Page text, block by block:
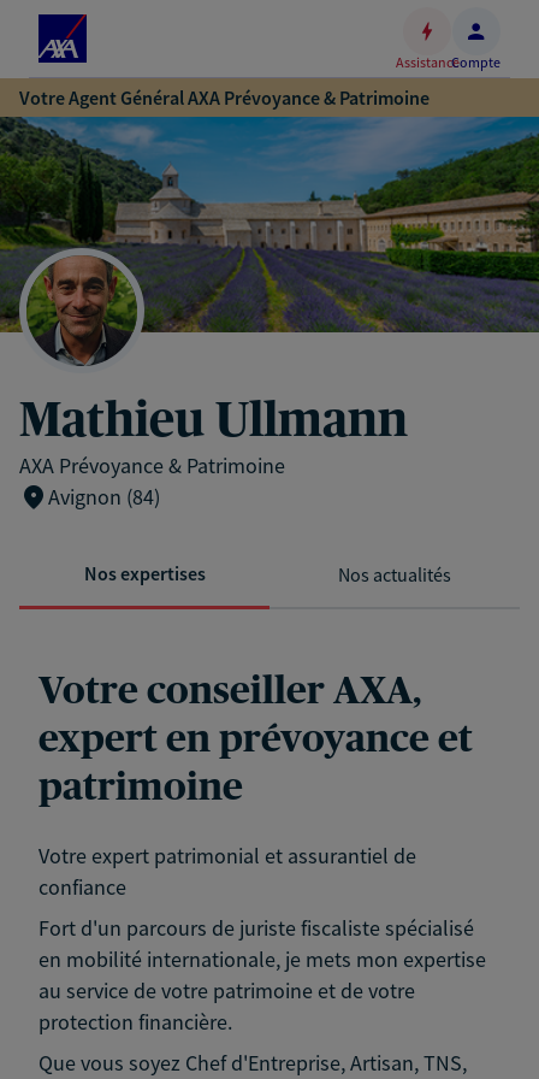
Accéder
au
contenu
principal
Accéder
au
pied
de
page
AssistanceCompte
Votre Agent Général AXA Prévoyance & Patrimoine
Mathieu Ullmann
AXA Prévoyance & Patrimoine
Avignon (84)
Nos expertises Nos actualités
Votre conseiller AXA,
expert en prévoyance et
patrimoine
Votre expert patrimonial et assurantiel de
confiance
Fort d'un parcours de juriste fiscaliste spécialisé
en mobilité internationale, je mets mon expertise
au service de votre patrimoine et de votre
protection financière.
Que vous soyez Chef d'Entreprise, Artisan, TNS,